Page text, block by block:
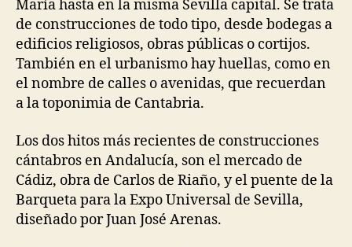
María hasta en la misma Sevilla capital. Se trata
de construcciones de todo tipo, desde bodegas a
edificios religiosos, obras públicas o cortijos.
También en el urbanismo hay huellas, como en
el nombre de calles o avenidas, que recuerdan
a la toponimia de Cantabria.
Los dos hitos más recientes de construcciones
cántabros en Andalucía, son el mercado de
Cádiz, obra de Carlos de Riaño, y el puente de la
Barqueta para la Expo Universal de Sevilla,
diseñado por Juan José Arenas.